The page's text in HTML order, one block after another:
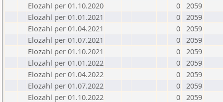
Elozahl per 01.10.2020
0 2059
Elozahl per 01.01.2021
0 2059
Elozahl per 01.04.2021
0 2059
Elozahl per 01.07.2021
0 2059
Elozahl per 01.10.2021
0 2059
Elozahl per 01.01.2022
0 2059
Elozahl per 01.04.2022
0 2059
Elozahl per 01.07.2022
0 2059
Elozahl per 01.10.2022
0 2059